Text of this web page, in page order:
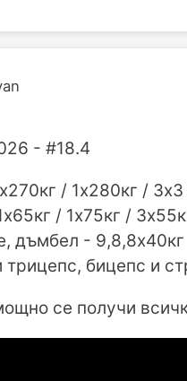
- #18.4
/ 1х280кг /
/ 1х75кг /
дъмбел - 9,8,8х40кг
трицепс, бицепс и
се получи